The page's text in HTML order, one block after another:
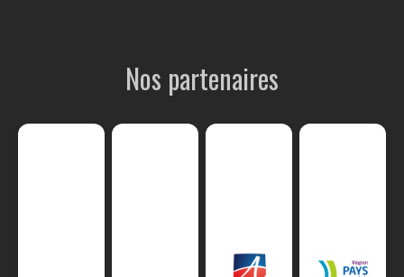
Nos partenaires